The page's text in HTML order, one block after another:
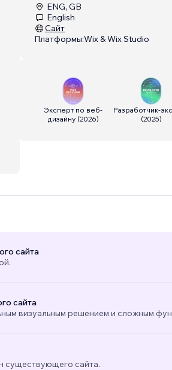
ENG, GB
English
Сайт
Платформы:Wix & Wix Studio
Эксперт по веб-
дизайну(2026)
Разработчик-
(2025)
сайта
сайта
визуальным решением и сложным
существующего сайта.